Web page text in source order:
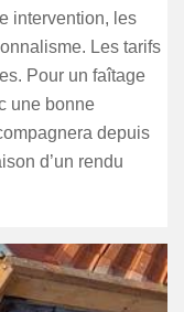
intervention, les
Les tarifs
Pour un faîtage
une bonne
depuis
d’un rendu